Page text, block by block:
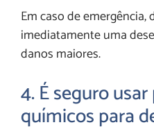
Em caso de
imediatamente uma
danos maiores.
4. É seguro
químicos para